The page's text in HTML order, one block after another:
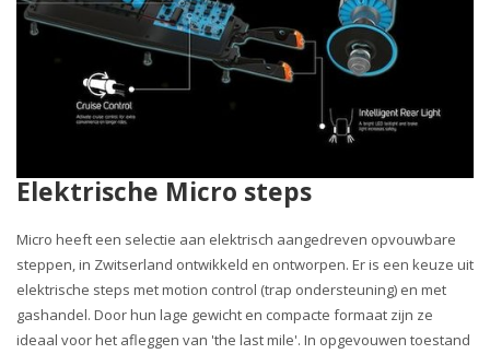
Elektrische Micro steps
Micro heeft een selectie aan elektrisch aangedreven opvouwbare
steppen, in Zwitserland ontwikkeld en ontworpen. Er is een keuze uit
elektrische steps met motion control (trap ondersteuning) en met
gashandel. Door hun lage gewicht en compacte formaat zijn ze
ideaal voor het afleggen van 'the last mile'. In opgevouwen toestand